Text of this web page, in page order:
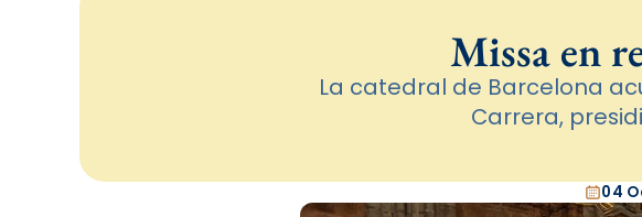
Missa en
La catedral de Barcelona
Carrera,
04